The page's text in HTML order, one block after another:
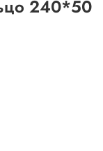
240*50